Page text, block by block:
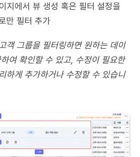
지에서 뷰 생성 혹은 필터 설정을
만 필터 추가
객 그룹을 필터링하면 원하는 데이
여 확인할 수 있고, 수정이 필요한
하게 추가하거나 수정할 수 있습니